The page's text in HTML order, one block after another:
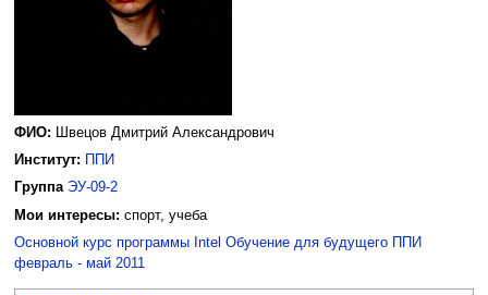
ФИО: Швецов Дмитрий Александрович
Институт: ППИ
Группа ЭУ-09-2
Мои интересы: спорт, учеба
Основной курс программы Intel Обучение для будущего ППИ
февраль - май 2011